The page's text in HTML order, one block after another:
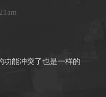
功能冲突了也是一样的